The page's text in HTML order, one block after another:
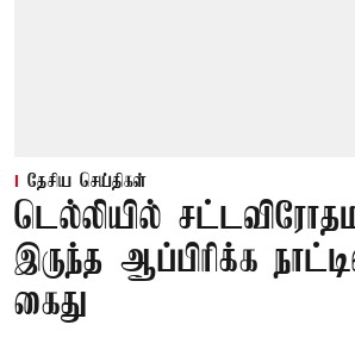
தேசிய செய்திகள்
டெல்லியில்
இருந்த ஆப்பிரிக்க
கைது